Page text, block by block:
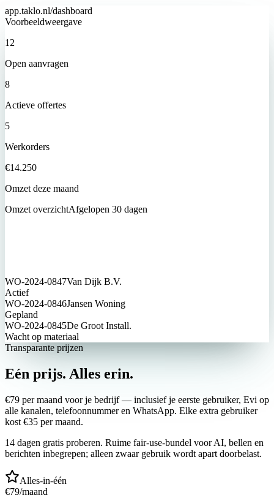
app.taklo.nl/dashboard
Voorbeeldweergave
12
Open aanvragen
8
Actieve offertes
5
Werkorders
€14.250
Omzet deze maand
Omzet overzichtAfgelopen 30 dagen
WO-2024-0847Van Dijk B.V.
Actief
WO-2024-0846Jansen Woning
Gepland
WO-2024-0845De Groot Install.
Wacht op materiaal
Transparante prijzen
Eén prijs. Alles erin.
€79 per maand voor je bedrijf — inclusief je eerste gebruiker, Evi op
alle kanalen, telefoonnummer en WhatsApp. Elke extra gebruiker
kost €35 per maand.
14 dagen gratis proberen. Ruime fair-use-bundel voor AI, bellen en
berichten inbegrepen; alleen zwaar gebruik wordt apart doorbelast.
Alles-in-één
€79/maand